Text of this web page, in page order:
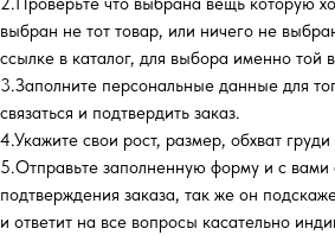
выбран не тот товар, или ничего не
ссылке в каталог, для выбора именно той
3.Заполните персональные данные для
связаться и подтвердить заказ.
4.Укажите свои рост, размер, обхват груди
5.Отправьте заполненную форму и с вами
подтверждения заказа, так же он
и ответит на все вопросы касательно